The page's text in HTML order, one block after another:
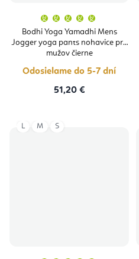
Bodhi Yoga Yamadhi Mens
Jogger yoga pants nohavice pre
mužov čierne
produktu
je
5,0
hviezdičiek.
Odosielame do 5-7 dní
51,20 €
L M S